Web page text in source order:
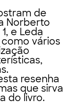
de
Norberto
e Leda
como vários
resenha
que sirva
do livro.